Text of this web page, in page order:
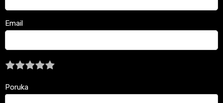
Email
Poruka